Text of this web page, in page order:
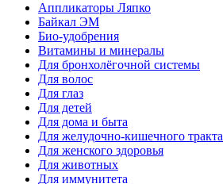
Аппликаторы Ляпко
Байкал ЭМ
Био-удобрения
Витамины и минералы
Для бронхолёгочной системы
Для волос
Для глаз
Для детей
Для дома и быта
Для желудочно-кишечного тракта
Для женского здоровья
Для животных
Для иммунитета